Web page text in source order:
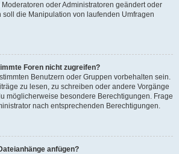
oder Administratoren geändert oder
die Manipulation von laufenden Umfragen
Foren nicht zugreifen?
Benutzern oder Gruppen vorbehalten sein.
zu lesen, zu schreiben oder andere Vorgänge
möglicherweise besondere Berechtigungen. Frage
nach entsprechenden Berechtigungen.
anfügen?